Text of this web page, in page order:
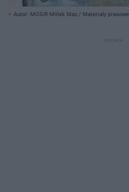
Autor: MOSiR Mińsk Maz./ Materiały prasowe